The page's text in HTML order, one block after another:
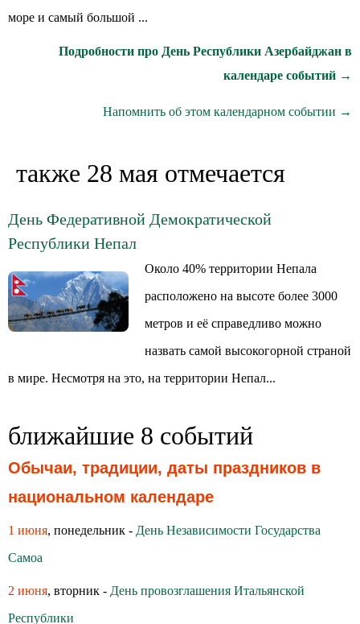
море и самый большой ...
Подробности про День Республики Азербайджан в
календаре событий →
Напомнить об этом календарном событии →
также 28 мая отмечается
День Федеративной Демократической
Республики Непал
Около 40% территории Непала
расположено на высоте более 3000
метров и её справедливо можно
назвать самой высокогорной страной
в мире. Несмотря на это, на территории Непал...
ближайшие 8 событий
Обычаи, традиции, даты праздников в
национальном календаре
1 июня, понедельник - День Независимости Государства
Самоа
2 июня, вторник - День провозглашения Итальянской
Республики